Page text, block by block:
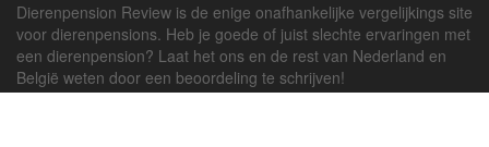
Dierenpension Review is de enige onafhankelijke vergelijkings site
voor dierenpensions. Heb je goede of juist slechte ervaringen met
een dierenpension? Laat het ons en de rest van Nederland en
België weten door een beoordeling te schrijven!